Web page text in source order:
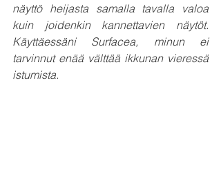
näyttö heijasta samalla tavalla valoa
kuin joidenkin kannettavien näytöt.
Käyttäessäni Surfacea, minun ei
tarvinnut enää välttää ikkunan vieressä
istumista.